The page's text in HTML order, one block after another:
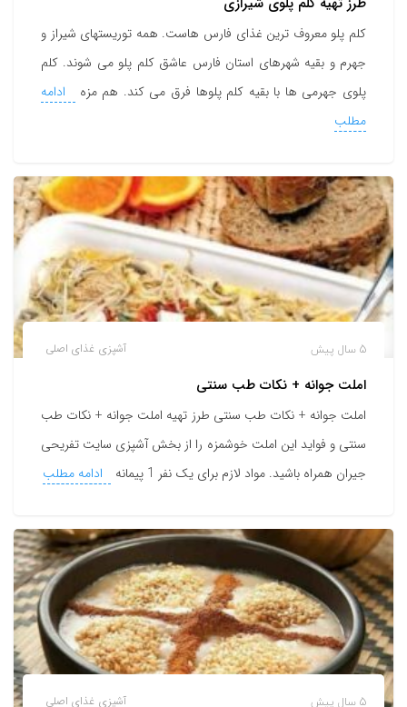
کلم پلو معروف ترین غذای فارس هاست. همه توریستهای شیراز و
جهرم و بقیه شهرهای استان فارس عاشق کلم پلو می شوند. کلم
پلوی جهرمی ها با بقیه کلم پلوها فرق می کند. هم مزه
ادامه
مطلب
آشپزی غذای اصلی 5 سال پیش
املت جوانه + نکات طب سنتی
املت جوانه + نکات طب سنتی طرز تهیه املت جوانه + نکات طب
سنتی و فواید این املت خوشمزه را از بخش آشپزی سایت تفریحی
جیران همراه باشید. مواد لازم برای یک نفر 1 پیمانه
ادامه مطلب
آشپزی غذای اصلی 5 سال پیش